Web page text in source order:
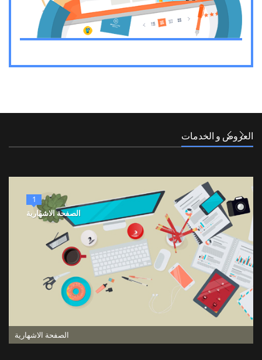
العروض و الخدمات
1
الصفحة الاشهارية
الصفحة الاشهارية